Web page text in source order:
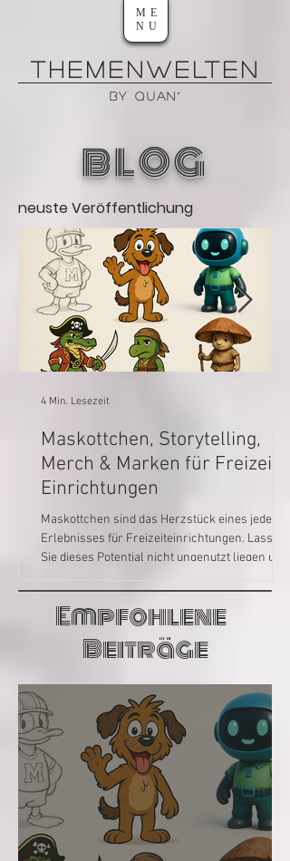
THEMENWELTEn
by QUAN°
ME
NU
BLOG
neuste Veröffentlichung
Maskottchen, Storytelling,
Merch & Marken für Freizeit-
Einrichtungen
Maskottchen sind das Herzstück eines jeden
Erlebnisses für Freizeiteinrichtungen. Lassen
Sie dieses Potential nicht ungenutzt liegen und
Storytelling zu einem Großen Ganzen, aus dem
viele neue Erlebnisse und Produkte für Ihr
Unternehmen wachsen können und lukratives
Merch. Diversifizieren Sie mit Maskottchen
4 Min. Lesezeit
Empfohlene
Beiträge